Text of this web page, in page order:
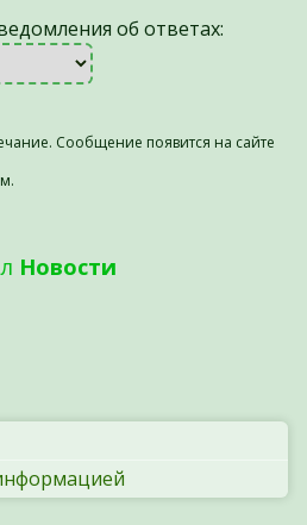
об ответах:
Сообщение появится на сайте
Новости